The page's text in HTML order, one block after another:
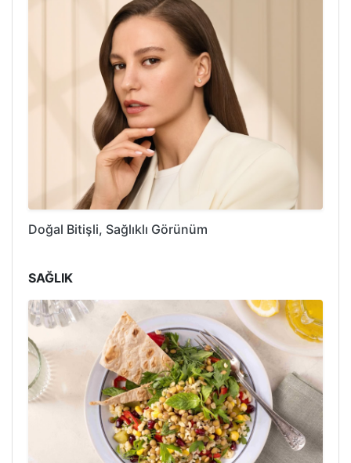
Doğal Bitişli, Sağlıklı Görünüm
SAĞLIK